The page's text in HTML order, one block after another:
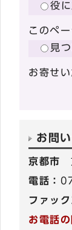
役
このペ
見
お寄せ
お問
京都市
電話：
ファック
お電話